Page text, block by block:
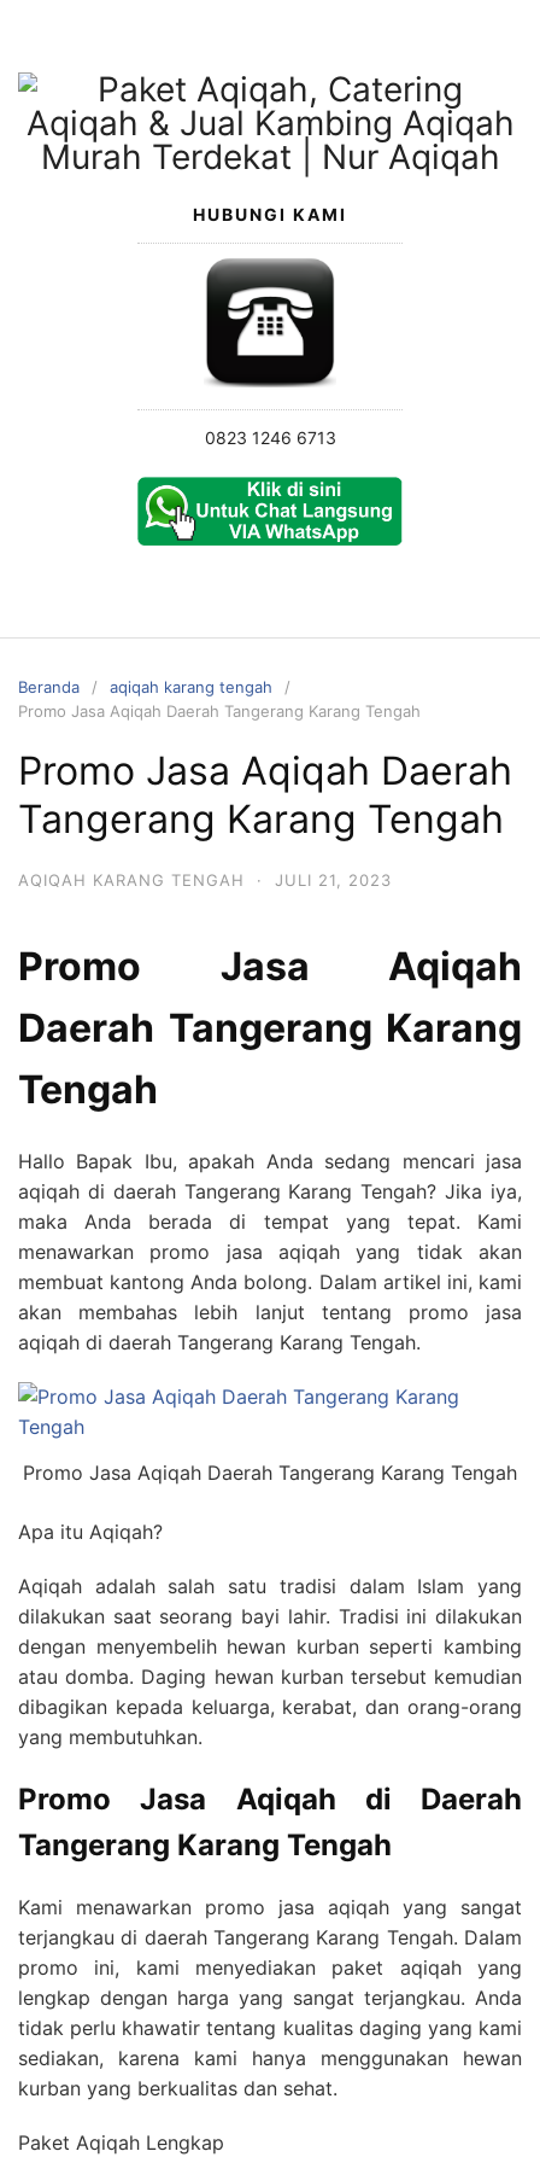
konten
HUBUNGI KAMI
0823 1246 6713
Beranda
aqiqah karang tengah
Promo Jasa Aqiqah Daerah Tangerang Karang Tengah
Promo Jasa Aqiqah Daerah
Tangerang Karang Tengah
AQIQAH KARANG TENGAH · JULI 21, 2023
Promo Jasa Aqiqah
Daerah Tangerang Karang
Tengah
Hallo Bapak Ibu, apakah Anda sedang mencari jasa
aqiqah di daerah Tangerang Karang Tengah? Jika iya,
maka Anda berada di tempat yang tepat. Kami
menawarkan promo jasa aqiqah yang tidak akan
membuat kantong Anda bolong. Dalam artikel ini, kami
akan membahas lebih lanjut tentang promo jasa
aqiqah di daerah Tangerang Karang Tengah.
Promo Jasa Aqiqah Daerah Tangerang Karang Tengah
Apa itu Aqiqah?
Aqiqah adalah salah satu tradisi dalam Islam yang
dilakukan saat seorang bayi lahir. Tradisi ini dilakukan
dengan menyembelih hewan kurban seperti kambing
atau domba. Daging hewan kurban tersebut kemudian
dibagikan kepada keluarga, kerabat, dan orang-orang
yang membutuhkan.
Promo Jasa Aqiqah di Daerah
Tangerang Karang Tengah
Kami menawarkan promo jasa aqiqah yang sangat
terjangkau di daerah Tangerang Karang Tengah. Dalam
promo ini, kami menyediakan paket aqiqah yang
lengkap dengan harga yang sangat terjangkau. Anda
tidak perlu khawatir tentang kualitas daging yang kami
sediakan, karena kami hanya menggunakan hewan
kurban yang berkualitas dan sehat.
Paket Aqiqah Lengkap